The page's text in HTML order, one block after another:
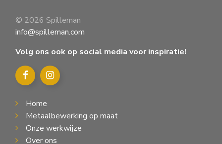
© 2026 Spilleman
info@spilleman.com
Volg ons ook op social media voor inspiratie!
Home
Metaalbewerking op maat
Onze werkwijze
Over ons